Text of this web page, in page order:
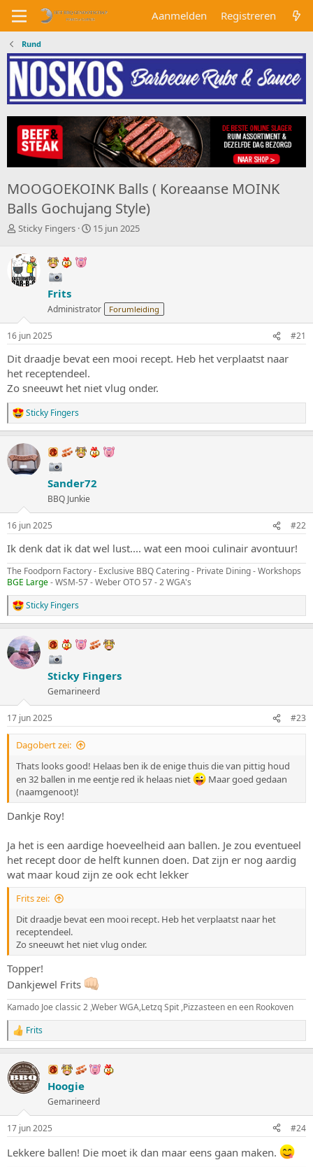
Aanmelden Registreren
Rund
MOOGOEKOINK Balls ( Koreaanse MOINK
Balls Gochujang Style)
O
d
e
r
w
s
t
a
r
t
e
r
Sticky Fingers
S
t
m
15 jun 2025
Frits
Administrator Forumleiding
16 jun 2025 #21
Dit draadje bevat een mooi recept. Heb het verplaatst naar
het receptendeel.
Zo sneeuwt het niet vlug onder.
W
a
r
d
e
e
:
Sticky Fingers
Sander72
BBQ Junkie
16 jun 2025 #22
Ik denk dat ik dat wel lust.... wat een mooi culinair avontuur!
The Foodporn Factory - Exclusive BBQ Catering - Private Dining - Workshops
BGE Large- WSM-57 - Weber OTO 57 - 2 WGA's
W
a
r
d
e
e
n
Sticky Fingers
Sticky Fingers
Gemarineerd
17 jun 2025 #23
Dagobert zei:
Thats looks good! Helaas ben ik de enige thuis die van pittig houd
en 32 ballen in me eentje red ik helaas niet
Maar goed gedaan
(naamgenoot)!
Dankje Roy!
Ja het is een aardige hoeveelheid aan ballen. Je zou eventueel
het recept door de helft kunnen doen. Dat zijn er nog aardig
wat maar koud zijn ze ook echt lekker
Frits zei:
Dit draadje bevat een mooi recept. Heb het verplaatst naar het
receptendeel.
Zo sneeuwt het niet vlug onder.
Topper!
Dankjewel Frits
Kamado Joe classic 2 ,Weber WGA,Letzq Spit ,Pizzasteen en een Rookoven
W
a
r
d
e
i
n
g
n
Frits
Hoogie
Gemarineerd
17 jun 2025 #24
Lekkere ballen! Die moet ik dan maar eens gaan maken.